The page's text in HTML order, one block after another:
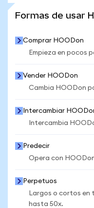
Formas de usar
Comprar HOODon
Empieza en pocos
Vender HOODon
Cambia HOODon
Intercambiar
Intercambia
Predecir
Opera con
Perpetuos
Largos o cortos en
hasta 50x.